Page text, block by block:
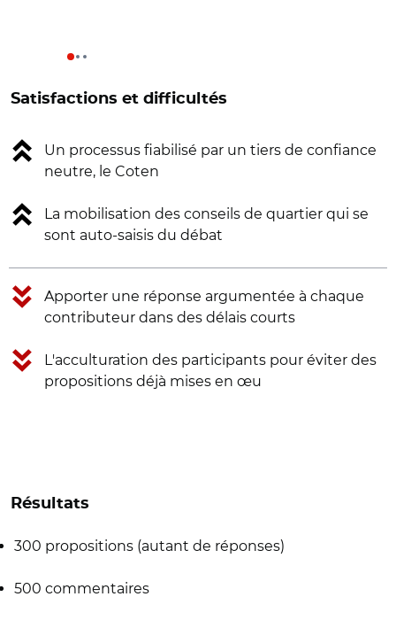
Satisfactions et difficultés
Un processus fiabilisé par un tiers de confiance
neutre, le Coten
La mobilisation des conseils de quartier qui se
sont auto-saisis du débat
Apporter une réponse argumentée à chaque
contributeur dans des délais courts
L'acculturation des participants pour éviter des
propositions déjà mises en œu
Résultats
300 propositions (autant de réponses)
500 commentaires